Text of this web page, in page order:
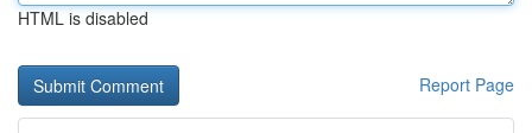
HTML is disabled
Report Page